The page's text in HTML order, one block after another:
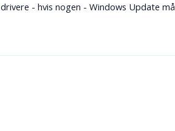
drivere - hvis nogen - Windows Update må